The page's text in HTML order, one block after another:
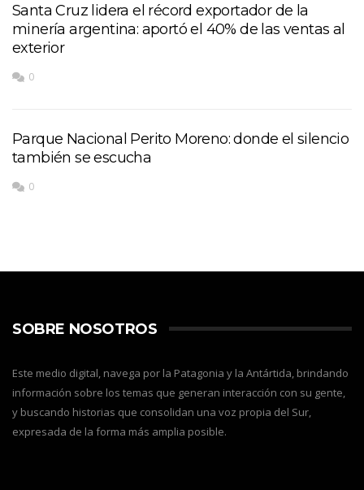
Santa Cruz lidera el récord exportador de la
minería argentina: aportó el 40% de las ventas al
exterior
0
Parque Nacional Perito Moreno: donde el silencio
también se escucha
0
SOBRE NOSOTROS
Este medio digital, navega por la Patagonia y la Antártida, brindando
información sobre los temas que generan interacción con su gente,
y buscando historias que consolidan una voz propia del Sur,
expresada de la forma más amplia posible.